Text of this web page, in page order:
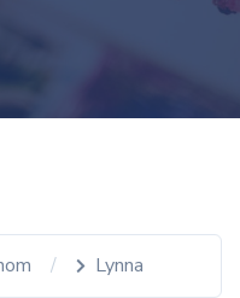
Lynna